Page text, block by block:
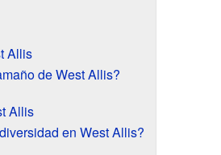
Allis
de West Allis?
Allis
en West Allis?